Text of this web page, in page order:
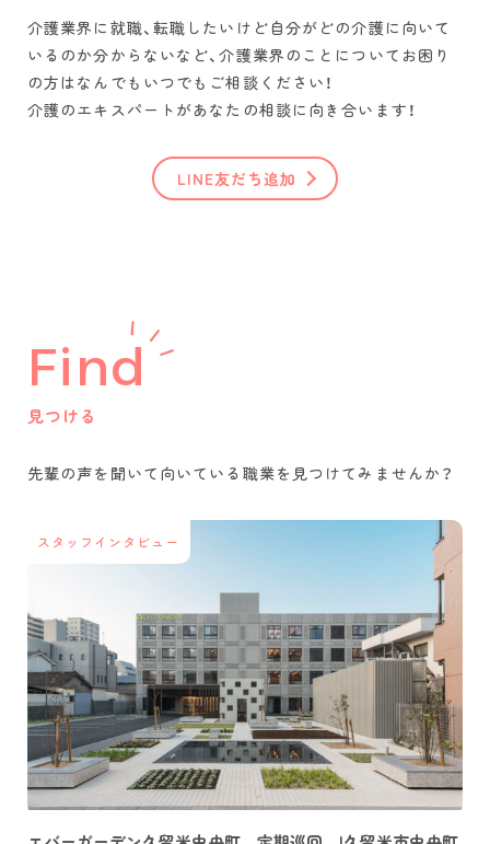
介護業界に就職、転職したいけど自分がどの介護に向いて
いるのか分からないなど、介護業界のことについてお困り
の方はなんでもいつでもご相談ください！
介護のエキスパートがあなたの相談に向き合います！
LINE友だち追加
Find
見つける
先輩の声を聞いて 向いている職業を 見つけてみませんか？
スタッフインタビュー